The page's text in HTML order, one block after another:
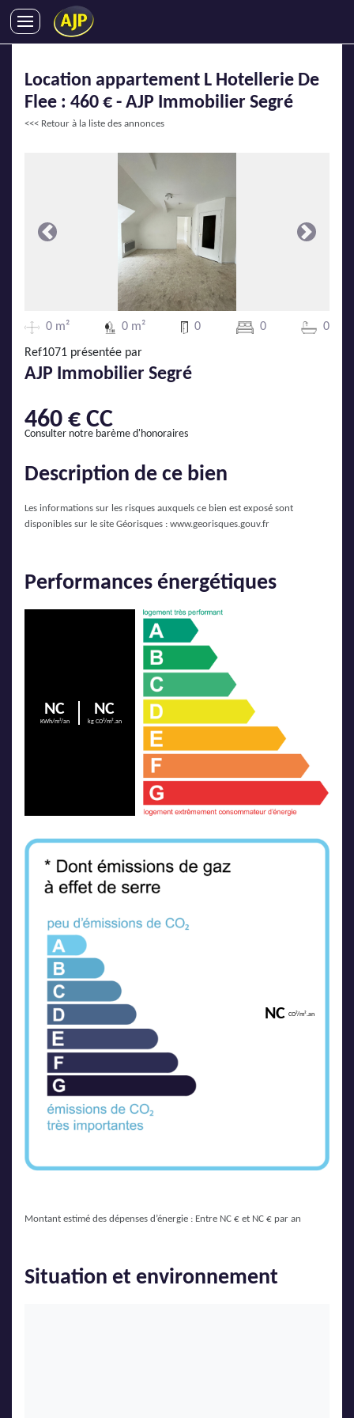
VENTES
LOCATIONS
GESTION LOCATIVE
LOCATIONS DE VACANCES
DEVENIR FRANCHISÉ
AJP Recrute
AJP Actualités
Service Qualité Clients
Location appartement L Hotellerie De
Flee : 460 € - AJP Immobilier Segré
<<< Retour à la liste des annonces
Précédente Suivante
0 m² 0 m² 0 0 0
Ref1071 présentée par
AJP Immobilier Segré
460 € CC
Consulter notre barème d'honoraires
Description de ce bien
Les informations sur les risques auxquels ce bien est exposé sont
disponibles sur le site Géorisques : www.georisques.gouv.fr
Performances énergétiques
NC
KWh/m²/an
NC
kg CO²/m².an
NC CO²/m².an
Montant estimé des dépenses d’énergie : Entre NC € et NC € par an
Situation et environnement